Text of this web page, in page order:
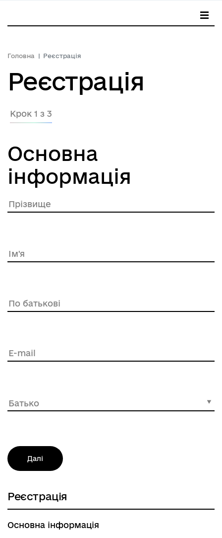
Головна Реєстрація
Реєстрація
Крок 1 з 3
Основна
інформація
Прізвище
Ім'я
По батькові
E-mail
Далі
Реєстрація
Основна інформація